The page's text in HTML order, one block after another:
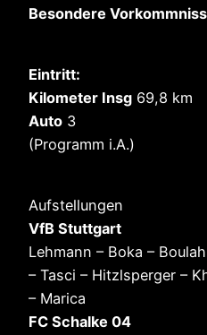
Besondere
Eintritt:
Kilometer Insg 69,8 km
Auto 3
(Programm i.A.)
Aufstellungen
VfB Stuttgart
Lehmann – Boka –
– Tasci – Hitzlsperger –
– Marica
FC Schalke 04